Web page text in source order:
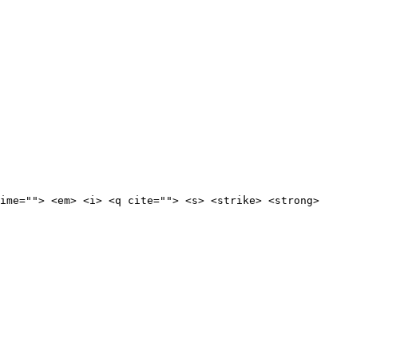
<em> <i> <q cite=""> <s> <strike> <strong>